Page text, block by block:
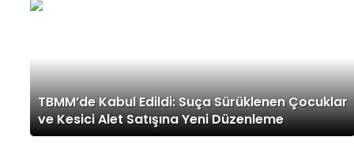
TBMM’de Kabul Edildi: Suça Sürüklenen Çocuklar
ve Kesici Alet Satışına Yeni Düzenleme